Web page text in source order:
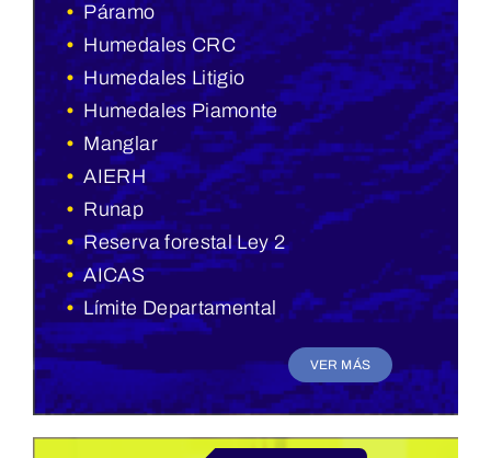
• Páramo
• Humedales CRC
• Humedales Litigio
• Humedales Piamonte
• Manglar
• AIERH
• Runap
• Reserva forestal Ley 2
• AICAS
• Límite Departamental
VER MÁS